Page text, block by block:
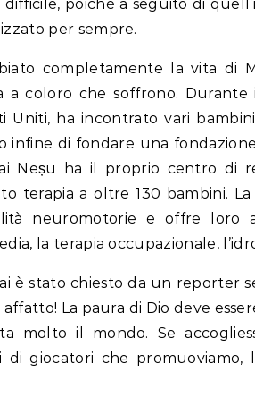
poiché a seguito di
per sempre.
completamente la vita di
a coloro che soffrono. Durante
Uniti, ha incontrato vari
infine di fondare una
Neșu ha il proprio centro di
terapia a oltre 130 bambini.
neuromotorie e offre loro
la terapia occupazionale,
è stato chiesto da un reporter
affatto! La paura di Dio deve
molto il mondo. Se
di giocatori che promuoviamo,